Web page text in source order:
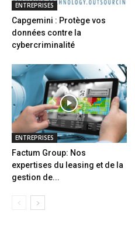
ENTREPRISES
Capgemini : Protège vos
données contre la
cybercriminalité
ENTREPRISES
Factum Group: Nos
expertises du leasing et de la
gestion de...